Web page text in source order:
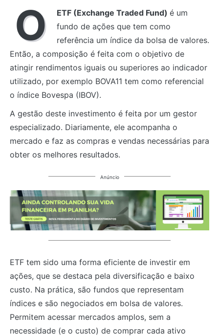
O ETF (Exchange Traded Fund) é um
fundo de ações que tem como
referência um índice da bolsa de valores.
Então, a composição é feita com o objetivo de
atingir rendimentos iguais ou superiores ao indicador
utilizado, por exemplo BOVA11 tem como referencial
o índice Bovespa (IBOV).
A gestão deste investimento é feita por um gestor
especializado. Diariamente, ele acompanha o
mercado e faz as compras e vendas necessárias para
obter os melhores resultados.
Anúncio
ETF tem sido uma forma eficiente de investir em
ações, que se destaca pela diversificação e baixo
custo. Na prática, são fundos que representam
índices e são negociados em bolsa de valores.
Permitem acessar mercados amplos, sem a
necessidade (e o custo) de comprar cada ativo